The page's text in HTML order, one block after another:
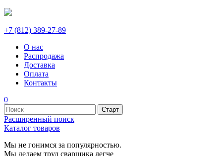
+7 (812) 389-27-89
О нас
Распродажа
Доставка
Оплата
Контакты
0
Расширенный поиск
Каталог товаров
Мы не гонимся за популярностью.
Мы делаем труд сварщика легче